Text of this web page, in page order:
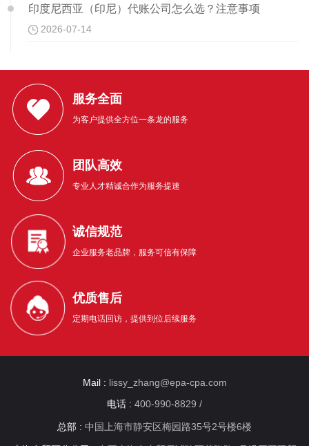
印度尼西亚（印尼）代账公司怎么选？注意事项
2026-07-14
服务全面
为客户提供全方位一条龙的服务
团队高效
专业人才精诚合作为服务提速
诚信规范
企业服务老品牌，服务可信有保障
优质售后
定期电话回访，提供到位后续服务
Mail : lissy_zhang@epa-cpa.com
电话 : 400-990-8829 /
总部 : 中国上海市静安区梅园路35号2号楼6楼